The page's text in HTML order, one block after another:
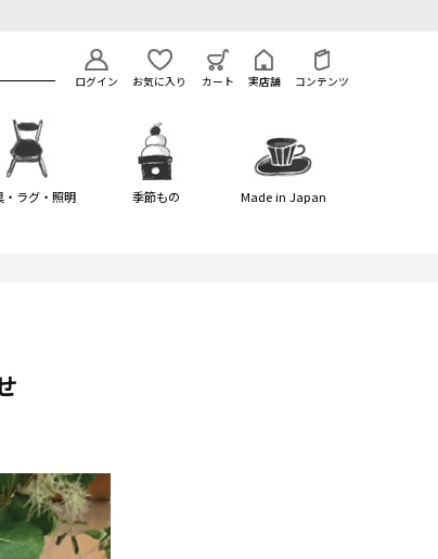
ログイン お気に入り カート 実店舗 コンテンツ
・ラグ・照明 季節もの Made in Japan